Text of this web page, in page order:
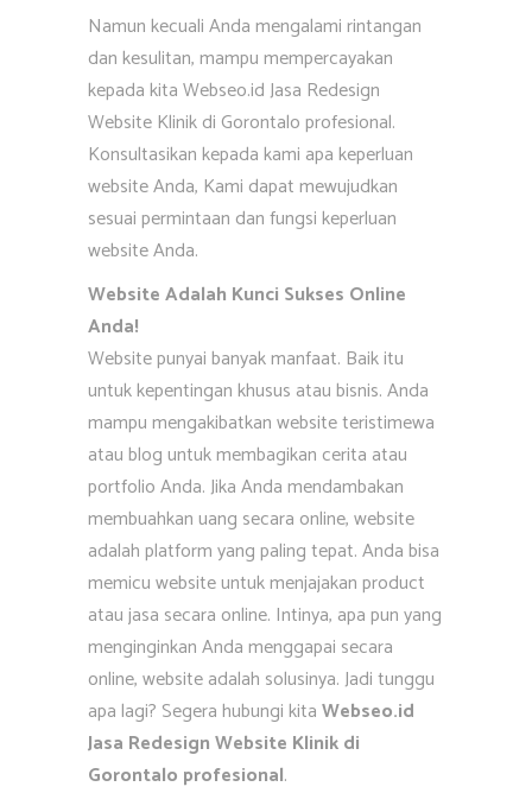
Namun kecuali Anda mengalami rintangan
dan kesulitan, mampu mempercayakan
kepada kita Webseo.id Jasa Redesign
Website Klinik di Gorontalo profesional.
Konsultasikan kepada kami apa keperluan
website Anda, Kami dapat mewujudkan
sesuai permintaan dan fungsi keperluan
website Anda.
Website Adalah Kunci Sukses Online
Anda!
Website punyai banyak manfaat. Baik itu
untuk kepentingan khusus atau bisnis. Anda
mampu mengakibatkan website teristimewa
atau blog untuk membagikan cerita atau
portfolio Anda. Jika Anda mendambakan
membuahkan uang secara online, website
adalah platform yang paling tepat. Anda bisa
memicu website untuk menjajakan product
atau jasa secara online. Intinya, apa pun yang
menginginkan Anda menggapai secara
online, website adalah solusinya. Jadi tunggu
apa lagi? Segera hubungi kitaWebseo.id
Jasa Redesign Website Klinik di
Gorontalo profesional.